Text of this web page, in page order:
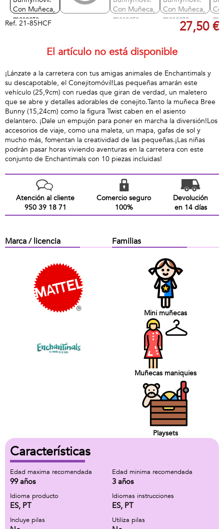
Ref. 21-85HCF 27,50 €
El artículo no está disponible
¡Lánzate a la carretera con tus amigas animales de Enchantimals y
su descapotable, el Conejitomóvil!Las pequeñas amarán este
vehículo (25,9cm) con ruedas que giran de verdad, un maletero
que se abre y detalles adorables de conejito.Tanto la muñeca Bree
Bunny (15,24cm) como la figura Twist caben en el asiento
delantero. ¡Dale un empujón para poner en marcha la diversión!Los
accesorios de viaje, como una maleta, un mapa, gafas de sol y
mucho más, fomentan la creatividad de las pequeñas.¡Las niñas
podrán pasar horas viviendo aventuras en la carretera con este
conjunto de Enchantimals con 10 piezas incluidas!
Atención al cliente
950 39 18 71
Comercio seguro
100%
Devolución
en 14 días
Marca / licencia Familias
Mini muñecas
Muñecas maniquies
Playsets
Características
Edad maxima recomendada
99 años
Edad minima recomendada
3 años
Idioma producto
ES, PT
Idiomas instrucciones
ES, PT
Incluye pilas Utiliza pilas